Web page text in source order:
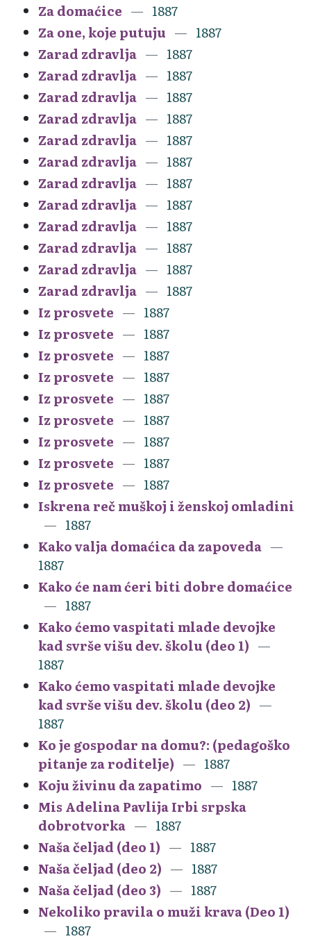
Za domaćice
1887
Za one, koje putuju
1887
Zarad zdravlja
1887
Zarad zdravlja
1887
Zarad zdravlja
1887
Zarad zdravlja
1887
Zarad zdravlja
1887
Zarad zdravlja
1887
Zarad zdravlja
1887
Zarad zdravlja
1887
Zarad zdravlja
1887
Zarad zdravlja
1887
Zarad zdravlja
1887
Zarad zdravlja
1887
Iz prosvete
1887
Iz prosvete
1887
Iz prosvete
1887
Iz prosvete
1887
Iz prosvete
1887
Iz prosvete
1887
Iz prosvete
1887
Iz prosvete
1887
Iz prosvete
1887
Iskrena reč muškoj i ženskoj omladini
1887
Kako valja domaćica da zapoveda
1887
Kako će nam ćeri biti dobre domaćice
1887
Kako ćemo vaspitati mlade devojke
kad svrše višu dev. školu (deo 1)
1887
Kako ćemo vaspitati mlade devojke
kad svrše višu dev. školu (deo 2)
1887
Ko je gospodar na domu?: (pedagoško
pitanje za roditelje)
1887
Koju živinu da zapatimo
1887
Mis Adelina Pavlija Irbi srpska
dobrotvorka
1887
Naša čeljad (deo 1)
1887
Naša čeljad (deo 2)
1887
Naša čeljad (deo 3)
1887
Nekoliko pravila o muži krava (Deo 1)
1887